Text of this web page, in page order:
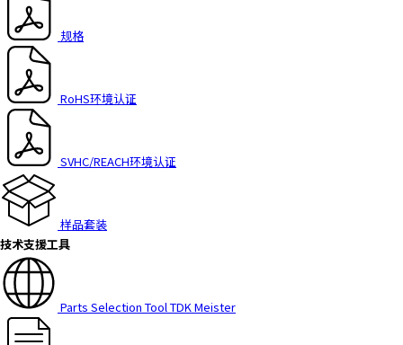
规格
RoHS环境认证
SVHC/REACH环境认证
样品套装
技术支援工具
Parts Selection Tool TDK Meister